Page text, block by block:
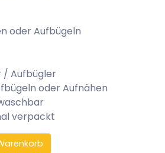
oder Aufbügeln
/ Aufbügler
oder Aufnähen
verpackt